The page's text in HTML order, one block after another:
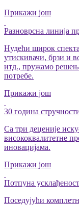
Прикажи још
Разноврсна линија
Нудећи широк
утискивачи, брзи и
итд., пружамо
потребе.
Прикажи још
30 година
Са три деценије
висококвалитетне
иновацијама.
Прикажи још
Потпуна
Поседујући